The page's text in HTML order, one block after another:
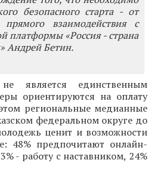
безопасного старта - от
взаимодействия с
платформы «Россия - страна
Андрей Бетин.
является единственным
ориентируются на оплату
региональные медианные
федеральном округе до
ценит и возможности
48% предпочитают онлайн-
- работу с наставником, 24%